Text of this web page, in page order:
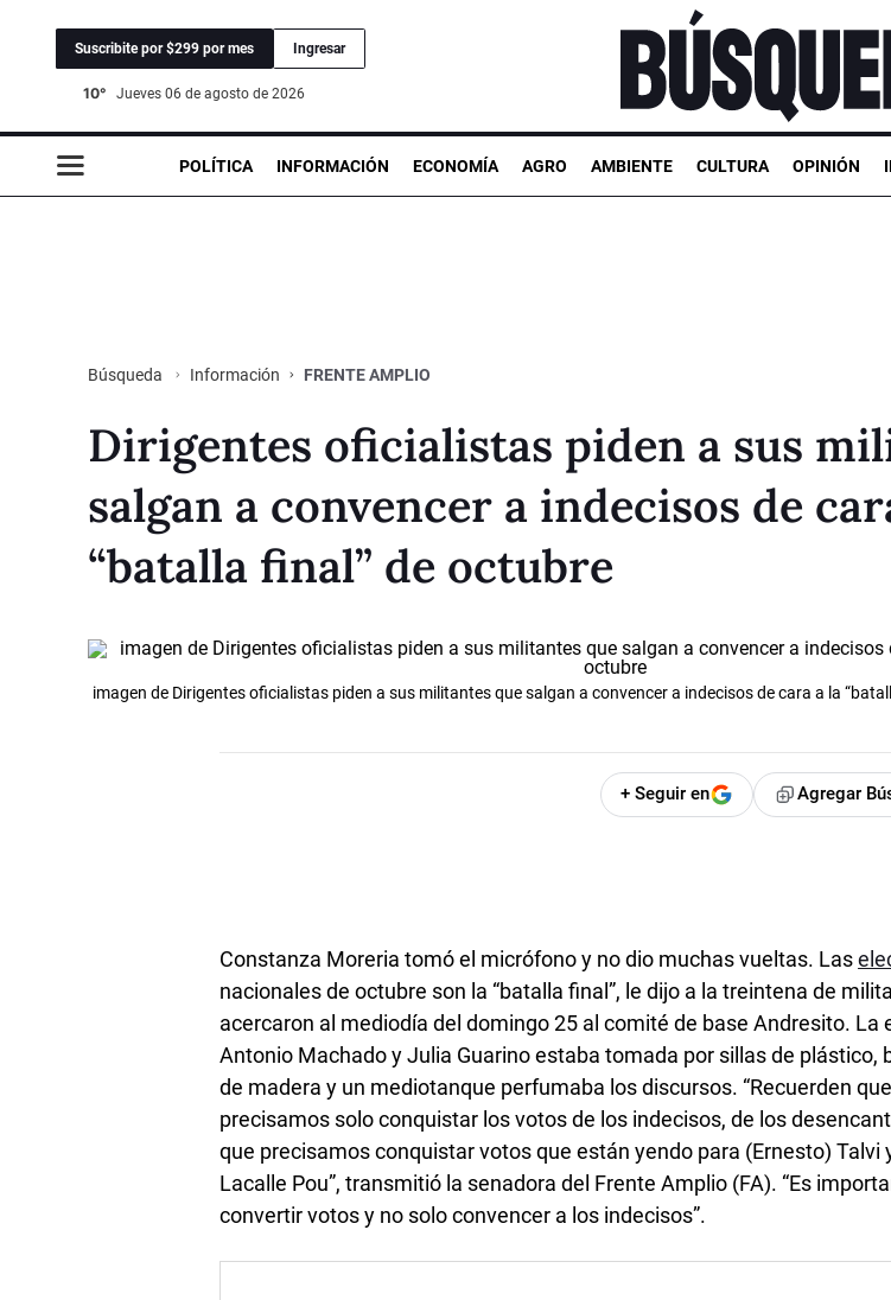
Suscribite por $299 por mes Ingresar
10° jueves 06 de agosto de 2026
POLÍTICA INFORMACIÓN ECONOMÍA AGRO AMBIENTE CULTURA OPINIÓN
Búsqueda Información FRENTE AMPLIO
Dirigentes oficialistas piden a sus
salgan a convencer a indecisos de
“batalla final” de octubre
imagen de Dirigentes oficialistas piden a sus militantes que salgan a convencer a indecisos de cara a la
+ Seguir en Agregar
Constanza Moreria tomó el micrófono y no dio muchas vueltas. Las
nacionales de octubre son la “batalla final”, le dijo a la treintena de
acercaron al mediodía del domingo 25 al comité de base Andresito. La
Antonio Machado y Julia Guarino estaba tomada por sillas de plástico,
de madera y un mediotanque perfumaba los discursos. “Recuerden
precisamos solo conquistar los votos de los indecisos, de los
que precisamos conquistar votos que están yendo para (Ernesto) Talvi
Lacalle Pou”, transmitió la senadora del Frente Amplio (FA). “Es
convertir votos y no solo convencer a los indecisos”.